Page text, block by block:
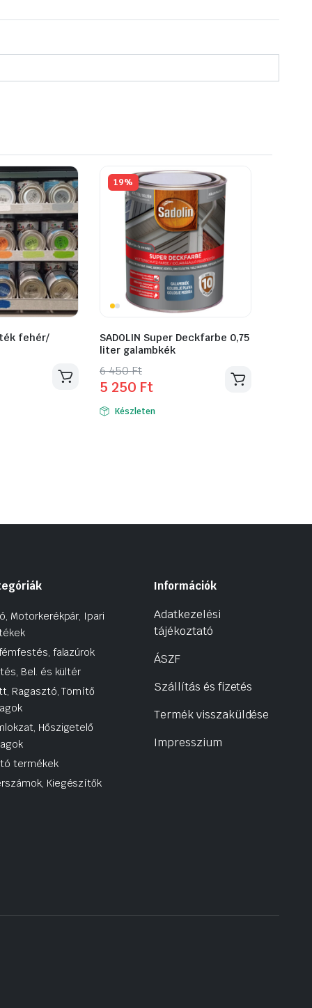
fehér/
19%
SADOLIN Super Deckfarbe 0,75
liter galambkék
6 450Ft
Original
price
was:
5 250 Ft
Current
price
is: Készleten
Motorkerékpár, Ipari
falazúrok
Bel. és kültér
Ragasztó, Tömítő
Hőszigetelő
termékek
Kiegészítők
Információk
Adatkezelési
tájékoztató
ÁSZF
Szállítás és fizetés
Termék visszaküldése
Impresszium